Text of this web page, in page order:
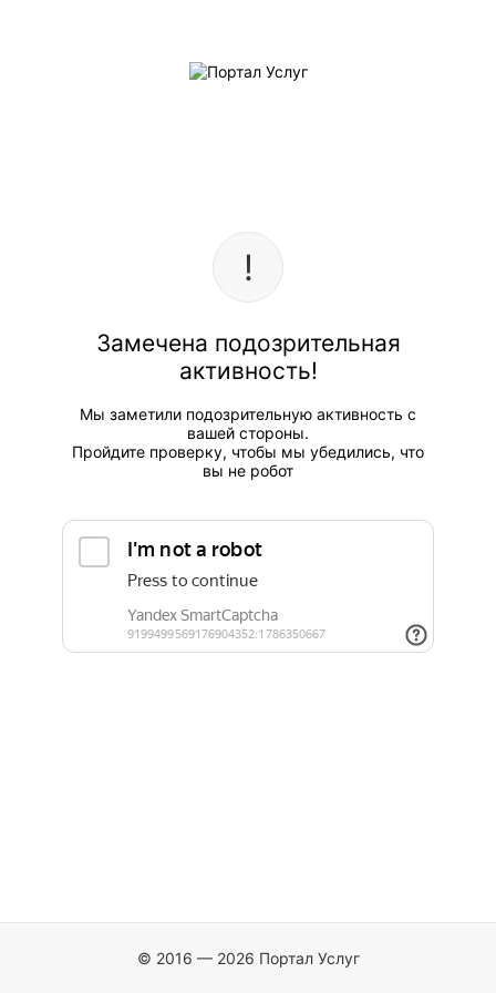
Замечена подозрительная
активность!
Мы заметили подозрительную активность с
вашей стороны.
Пройдите проверку, чтобы мы убедились, что
вы не робот
© 2016 — 2026 Портал Услуг